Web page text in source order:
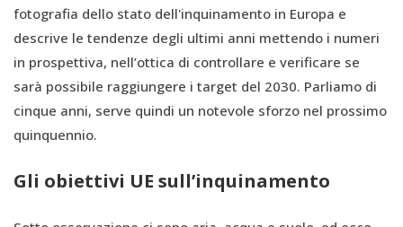
fotografia dello stato dell'inquinamento in Europa e
descrive le tendenze degli ultimi anni mettendo i numeri
in prospettiva, nell’ottica di controllare e verificare se
sarà possibile raggiungere i target del 2030. Parliamo di
cinque anni, serve quindi un notevole sforzo nel prossimo
quinquennio.
Gli obiettivi UE sull’inquinamento